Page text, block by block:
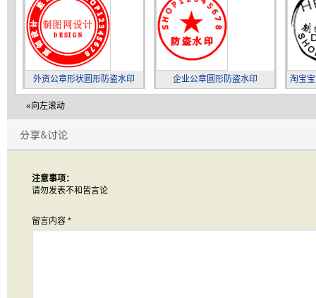
外资公章形状圆形防盗水印 企业公章圆形防盗水印 淘宝
«向左滚动
注意事项：
请勿发表不和皆言论
留言内容 *